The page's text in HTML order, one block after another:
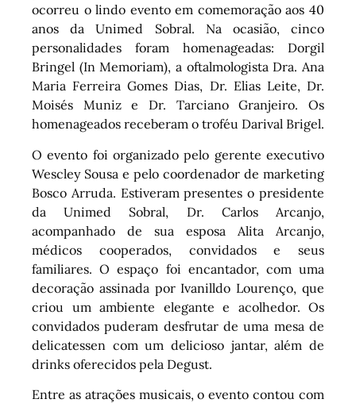
ocorreu o lindo evento em comemoração aos 40
anos da Unimed Sobral. Na ocasião, cinco
personalidades foram homenageadas: Dorgil
Bringel (In Memoriam), a oftalmologista Dra. Ana
Maria Ferreira Gomes Dias, Dr. Elias Leite, Dr.
Moisés Muniz e Dr. Tarciano Granjeiro. Os
homenageados receberam o troféu Darival Brigel.
O evento foi organizado pelo gerente executivo
Wescley Sousa e pelo coordenador de marketing
Bosco Arruda. Estiveram presentes o presidente
da Unimed Sobral, Dr. Carlos Arcanjo,
acompanhado de sua esposa Alita Arcanjo,
médicos cooperados, convidados e seus
familiares. O espaço foi encantador, com uma
decoração assinada por Ivanilldo Lourenço, que
criou um ambiente elegante e acolhedor. Os
convidados puderam desfrutar de uma mesa de
delicatessen com um delicioso jantar, além de
drinks oferecidos pela Degust.
Entre as atrações musicais, o evento contou com